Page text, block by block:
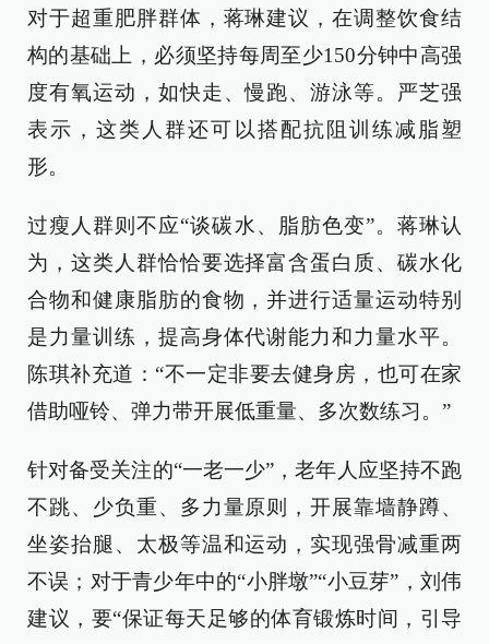
对于超重肥胖群体，蒋琳建议，在调整饮食结
构的基础上，必须坚持每周至少150分钟中高强
度有氧运动，如快走、慢跑、游泳等。严芝强
表示，这类人群还可以搭配抗阻训练减脂塑
形。
过瘦人群则不应“谈碳水、脂肪色变”。蒋琳认
为，这类人群恰恰要选择富含蛋白质、碳水化
合物和健康脂肪的食物，并进行适量运动特别
是力量训练，提高身体代谢能力和力量水平。
陈琪补充道：“不一定非要去健身房，也可在家
借助哑铃、弹力带开展低重量、多次数练习。”
针对备受关注的“一老一少”，老年人应坚持不跑
不跳、少负重、多力量原则，开展靠墙静蹲、
坐姿抬腿、太极等温和运动，实现强骨减重两
不误；对于青少年中的“小胖墩”“小豆芽”，刘伟
建议，要“保证每天足够的体育锻炼时间，引导